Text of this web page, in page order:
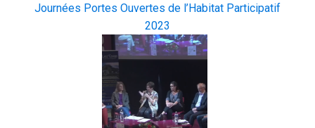
Journées Portes Ouvertes de l’Habitat Participatif
2023